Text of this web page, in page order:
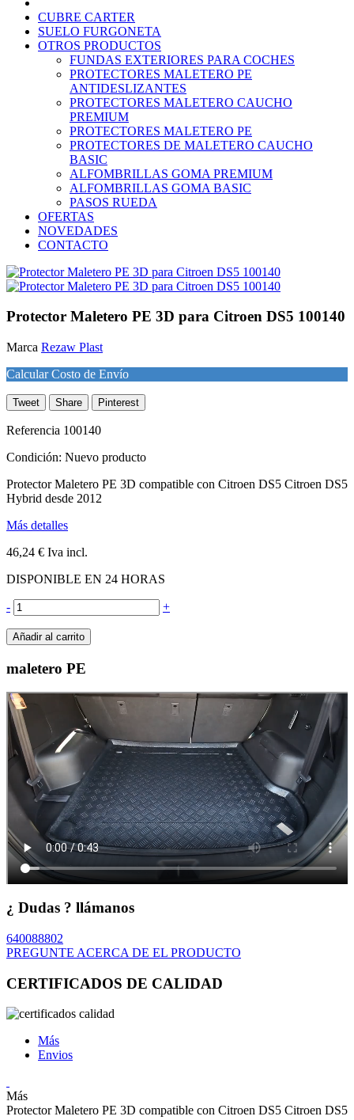
CUBRE CARTER
SUELO FURGONETA
OTROS PRODUCTOS
FUNDAS EXTERIORES PARA COCHES
PROTECTORES MALETERO PE
ANTIDESLIZANTES
PROTECTORES MALETERO CAUCHO
PREMIUM
PROTECTORES MALETERO PE
PROTECTORES DE MALETERO CAUCHO
BASIC
ALFOMBRILLAS GOMA PREMIUM
ALFOMBRILLAS GOMA BASIC
PASOS RUEDA
OFERTAS
NOVEDADES
CONTACTO
Protector Maletero PE 3D para Citroen DS5 100140
Marca Rezaw Plast
Calcular Costo de Envío
Tweet Share Pinterest
Referencia 100140
Condición: Nuevo producto
Protector Maletero PE 3D compatible con Citroen DS5 Citroen DS5
Hybrid desde 2012
Más detalles
46,24 € Iva incl.
DISPONIBLE EN 24 HORAS
- +
Añadir al carrito
maletero PE
¿ Dudas ? llámanos
640088802
PREGUNTE ACERCA DE EL PRODUCTO
CERTIFICADOS DE CALIDAD
Más
Envios
Más
Protector Maletero PE 3D compatible con Citroen DS5 Citroen DS5